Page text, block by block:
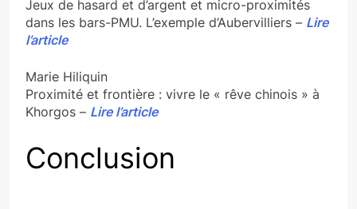
Jeux de hasard et d’argent et micro-proximités
dans les bars-PMU. L’exemple d’Aubervilliers – Lire
l’article
Marie Hiliquin
Proximité et frontière : vivre le « rêve chinois » à
Khorgos – Lire l’article
Conclusion